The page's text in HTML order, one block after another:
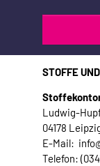
STOFFE
Ludwig-
04178
E-Mail:
Telefon: